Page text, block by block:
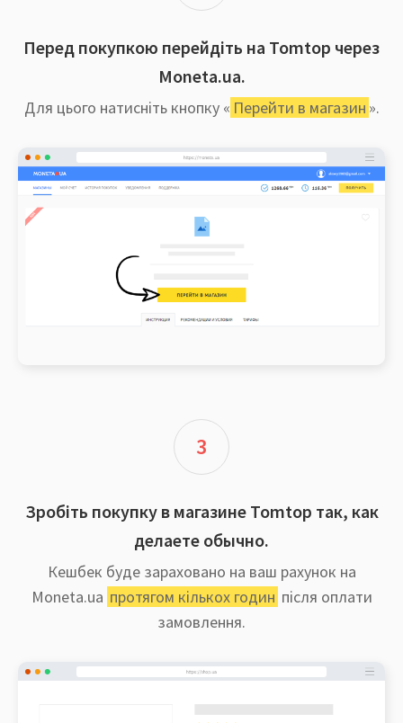
Перед покупкою перейдіть на Tomtop через
Moneta.ua.
Для цього натисніть кнопку « Перейти в магазин ».
3
Зробіть покупку в магазине Tomtop так, как
делаете обычно.
Кешбек буде зараховано на ваш рахунок на
Moneta.ua протягом кількох годин після оплати
замовлення.